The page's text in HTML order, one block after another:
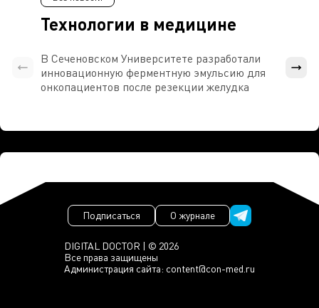
Технологии в медицине
В Сеченовском Университете разработали
инновационную ферментную эмульсию для
онкопациентов после резекции желудка
DIGITAL DOCTOR | © 2026
Все права защищены
Администрация сайта: content@con-med.ru
Подписаться О журнале